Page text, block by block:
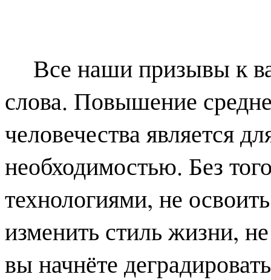
Все наши призывы к
слова. Повышение
человечества является
необходимостью. Без
технологиями, не
изменить стиль жизни,
вы начнёте